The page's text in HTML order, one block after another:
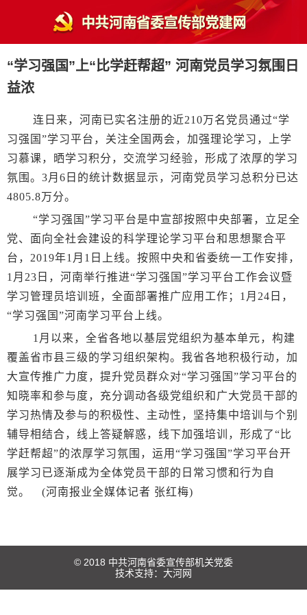
“学习强国”上“比学赶帮超” 河南党员学习氛围日
益浓
连日来，河南已实名注册的近210万名党员通过“学
习强国”学习平台，关注全国两会，加强理论学习，上学
习慕课，晒学习积分，交流学习经验，形成了浓厚的学习
氛围。3月6日的统计数据显示，河南党员学习总积分已达
4805.8万分。
“学习强国”学习平台是中宣部按照中央部署，立足全
党、面向全社会建设的科学理论学习平台和思想聚合平
台，2019年1月1日上线。按照中央和省委统一工作安排，
1月23日，河南举行推进“学习强国”学习平台工作会议暨
学习管理员培训班，全面部署推广应用工作；1月24日，
“学习强国”河南学习平台上线。
1月以来，全省各地以基层党组织为基本单元，构建
覆盖省市县三级的学习组织架构。我省各地积极行动，加
大宣传推广力度，提升党员群众对“学习强国”学习平台的
知晓率和参与度，充分调动各级党组织和广大党员干部的
学习热情及参与的积极性、主动性，坚持集中培训与个别
辅导相结合，线上答疑解惑，线下加强培训，形成了“比
学赶帮超”的浓厚学习氛围，运用“学习强国”学习平台开
展学习已逐渐成为全体党员干部的日常习惯和行为自
觉。 (河南报业全媒体记者 张红梅)
© 2018 中共河南省委宣传部机关党委
技术支持： 大河网